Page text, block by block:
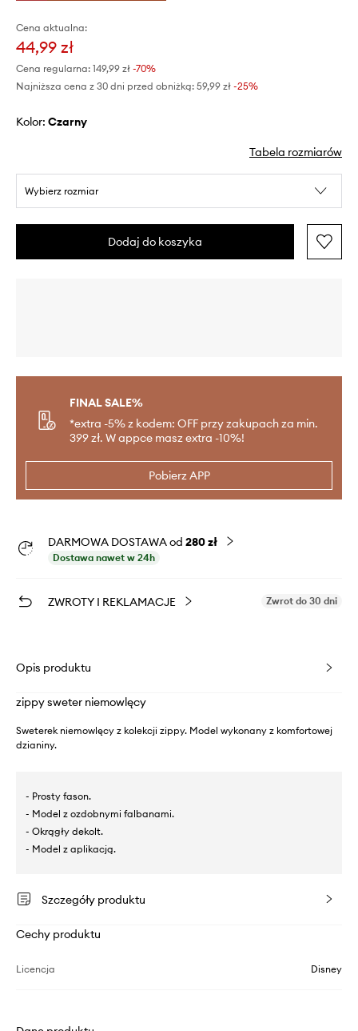
Cena aktualna:
44,99 zł
Cena regularna: 149,99 zł -70%
Najniższa cena z 30 dni przed obniżką: 59,99 zł -25%
Kolor: czarny
Tabela rozmiarów
Wybierz rozmiar
Dodaj do koszyka
FINAL SALE%
*extra -5% z kodem: OFF przy zakupach za min.
399 zł. W appce masz extra -10%!
Pobierz APP
DARMOWA DOSTAWA od 280 zł
Dostawa nawet w 24h
ZWROTY I REKLAMACJE Zwrot do 30 dni
Opis produktu
zippy sweter niemowlęcy
Sweterek niemowlęcy z kolekcji zippy. Model wykonany z komfortowej
dzianiny.
- Prosty fason.
- Model z ozdobnymi falbanami.
- Okrągły dekolt.
- Model z aplikacją.
Szczegóły produktu
Cechy produktu
Licencja Disney